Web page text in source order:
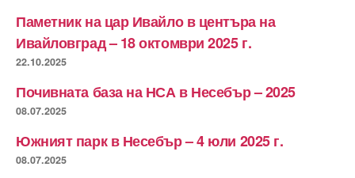
Паметник на цар Ивайло в центъра на
Ивайловград – 18 октомври 2025 г.
22.10.2025
Почивната база на НСА в Несебър – 2025
08.07.2025
Южният парк в Несебър – 4 юли 2025 г.
08.07.2025